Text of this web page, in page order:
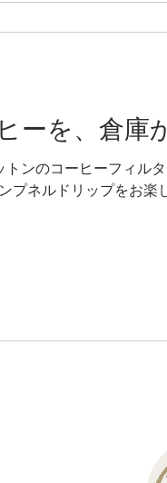
ーを、倉庫
ンのコーヒーフィル
プネルドリップをお楽